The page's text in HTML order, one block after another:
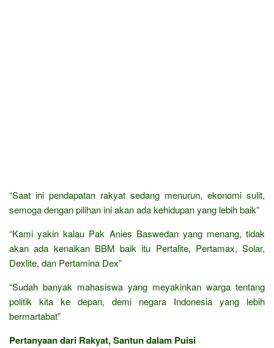
“Saat ini pendapatan rakyat sedang menurun, ekonomi sulit,
semoga dengan pilihan ini akan ada kehidupan yang lebih baik”
“Kami yakin kalau Pak Anies Baswedan yang menang, tidak
akan ada kenaikan BBM baik itu Pertalite, Pertamax, Solar,
Dexlite, dan Pertamina Dex”
“Sudah banyak mahasiswa yang meyakinkan warga tentang
politik kita ke depan, demi negara Indonesia yang lebih
bermartabat”
Pertanyaan dari Rakyat, Santun dalam Puisi